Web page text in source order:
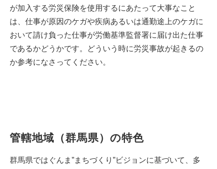
が加入する労災保険を使用するにあたって大事なこと
は、仕事が原因のケガや疾病あるいは通勤途上のケガに
おいて請け負った仕事が労働基準監督署に届け出た仕事
であるかどうかです。どういう時に労災事故が起きるの
か参考になさってください。
管轄地域（群馬県）の特色
群馬県ではぐんま”まちづくり”ビジョンに基づいて、多